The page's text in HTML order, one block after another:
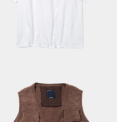
Photograph Tee/Off
White A